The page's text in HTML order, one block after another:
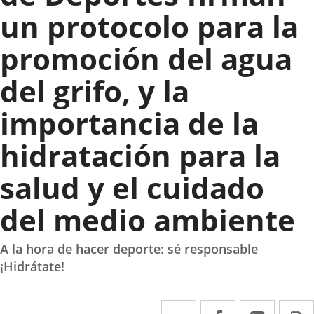
un protocolo para la
promoción del agua
del grifo, y la
importancia de la
hidratación para la
salud y el cuidado
del medio ambiente
A la hora de hacer deporte: sé responsable
¡Hidrátate!